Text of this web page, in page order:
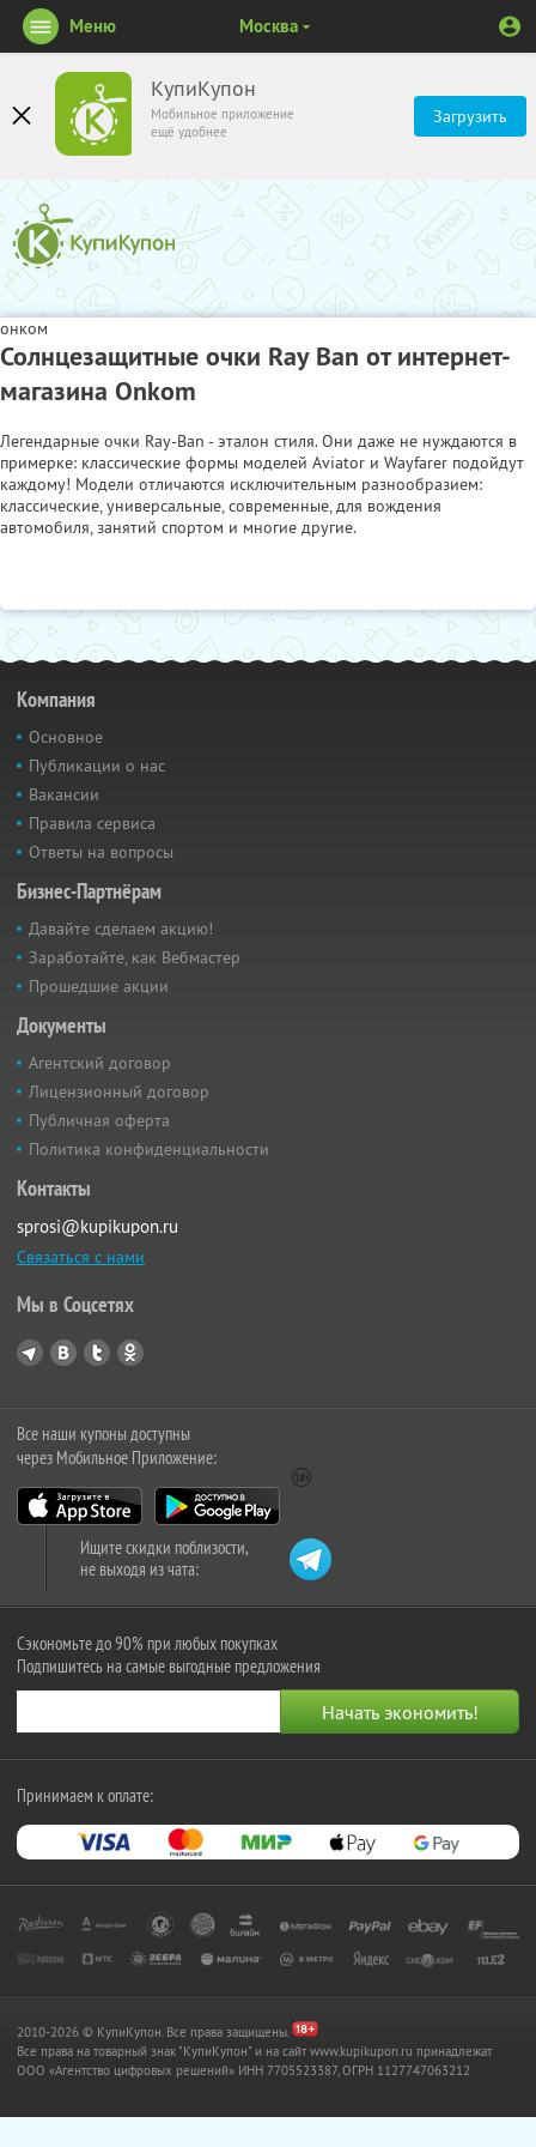
КупиКупон
Мобильное приложение
ещё удобнее
Загрузить
Меню Москва
онком
Солнцезащитные очки Ray Ban от интернет-
магазина Onkom
Легендарные очки Ray-Ban - эталон стиля. Они даже не нуждаются в
примерке: классические формы моделей Aviator и Wayfarer подойдут
каждому! Модели отличаются исключительным разнообразием:
классические, универсальные, современные, для вождения
автомобиля, занятий спортом и многие другие.
Компания
Основное
Публикации о нас
Вакансии
Правила сервиса
Ответы на вопросы
Бизнес-Партнёрам
Давайте сделаем акцию!
Заработайте, как Вебмастер
Прошедшие акции
Документы
Агентский договор
Лицензионный договор
Публичная оферта
Политика конфиденциальности
Контакты
sprosi@kupikupon.ru
Связаться с нами
Мы в Соцсетях
Все наши купоны доступны
через Мобильное Приложение:
Ищите скидки поблизости,
не выходя из чата:
Сэкономьте до 90% при любых покупках
Подпишитесь на самые выгодные предложения
Принимаем к оплате:
2010-2026 © КупиКупон. Все права защищены.
Все права на товарный знак "КупиКупон" и на сайт www.kupikupon.ru принадлежат
OOO «Агентство цифровых решений» ИНН 7705523387, ОГРН 1127747063212